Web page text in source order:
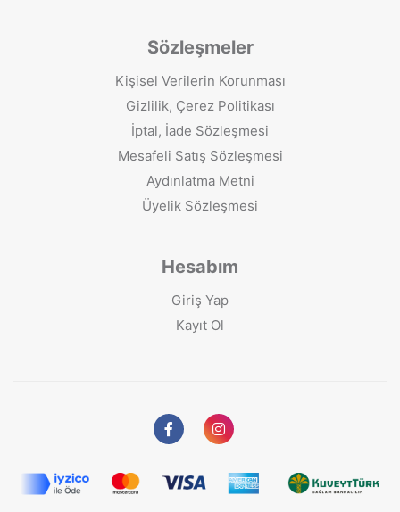
Sözleşmeler
Kişisel Verilerin Korunması
Gizlilik, Çerez Politikası
İptal, İade Sözleşmesi
Mesafeli Satış Sözleşmesi
Aydınlatma Metni
Üyelik Sözleşmesi
Hesabım
Giriş Yap
Kayıt Ol